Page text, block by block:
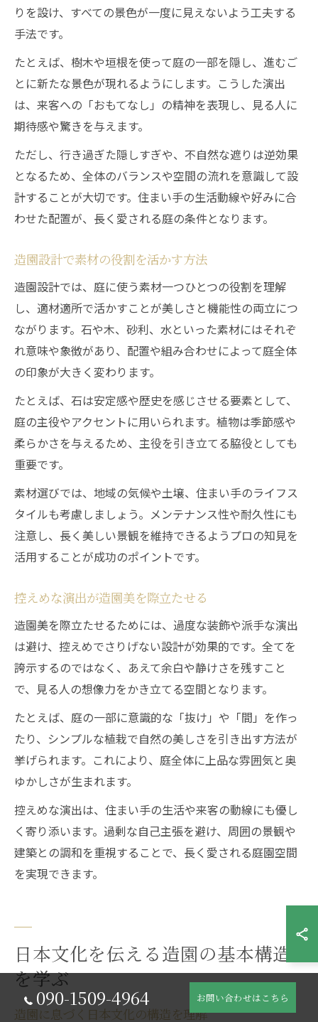
りを設け、すべての景色が一度に見えないよう工夫する
手法です。
たとえば、樹木や垣根を使って庭の一部を隠し、進むご
とに新たな景色が現れるようにします。こうした演出
は、来客への「おもてなし」の精神を表現し、見る人に
期待感や驚きを与えます。
ただし、行き過ぎた隠しすぎや、不自然な遮りは逆効果
となるため、全体のバランスや空間の流れを意識して設
計することが大切です。住まい手の生活動線や好みに合
わせた配置が、長く愛される庭の条件となります。
造園設計で素材の役割を活かす方法
造園設計では、庭に使う素材一つひとつの役割を理解
し、適材適所で活かすことが美しさと機能性の両立につ
ながります。石や木、砂利、水といった素材にはそれぞ
れ意味や象徴があり、配置や組み合わせによって庭全体
の印象が大きく変わります。
たとえば、石は安定感や歴史を感じさせる要素として、
庭の主役やアクセントに用いられます。植物は季節感や
柔らかさを与えるため、主役を引き立てる脇役としても
重要です。
素材選びでは、地域の気候や土壌、住まい手のライフス
タイルも考慮しましょう。メンテナンス性や耐久性にも
注意し、長く美しい景観を維持できるようプロの知見を
活用することが成功のポイントです。
控えめな演出が造園美を際立たせる
造園美を際立たせるためには、過度な装飾や派手な演出
は避け、控えめでさりげない設計が効果的です。全てを
誇示するのではなく、あえて余白や静けさを残すこと
で、見る人の想像力をかき立てる空間となります。
たとえば、庭の一部に意識的な「抜け」や「間」を作っ
たり、シンプルな植栽で自然の美しさを引き出す方法が
挙げられます。これにより、庭全体に上品な雰囲気と奥
ゆかしさが生まれます。
控えめな演出は、住まい手の生活や来客の動線にも優し
く寄り添います。過剰な自己主張を避け、周囲の景観や
建築との調和を重視することで、長く愛される庭園空間
を実現できます。
日本文化を伝える造園の基本構造
を学ぶ
造園に息づく日本文化の構造を理解
090-1509-4964 お問い合わせはこちら